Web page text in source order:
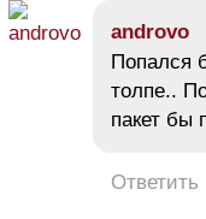
androvo
Попался
толпе..
пакет бы
Ответить